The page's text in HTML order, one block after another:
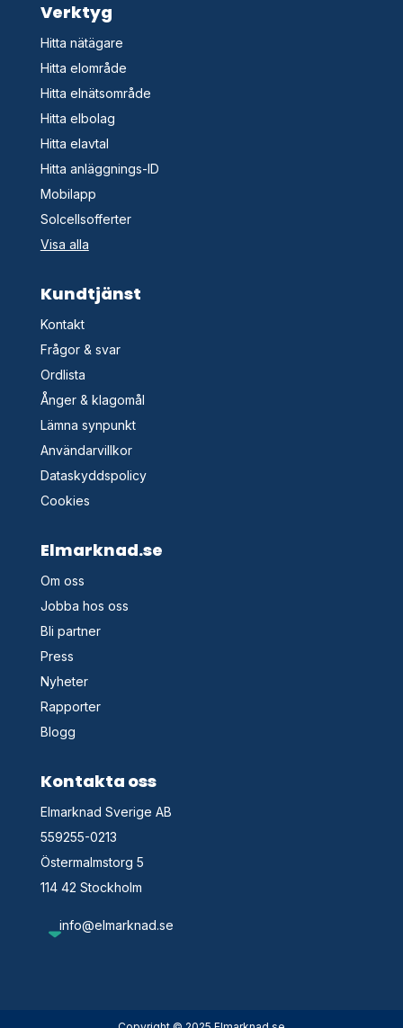
Verktyg
Hitta nätägare
Hitta elområde
Hitta elnätsområde
Hitta elbolag
Hitta elavtal
Hitta anläggnings-ID
Mobilapp
Solcellsofferter
Visa alla
Kundtjänst
Kontakt
Frågor & svar
Ordlista
Ånger & klagomål
Lämna synpunkt
Användarvillkor
Dataskyddspolicy
Cookies
Elmarknad.se
Om oss
Jobba hos oss
Bli partner
Press
Nyheter
Rapporter
Blogg
Kontakta oss
Elmarknad Sverige AB
559255-0213
Östermalmstorg 5
114 42 Stockholm
info@elmarknad.se